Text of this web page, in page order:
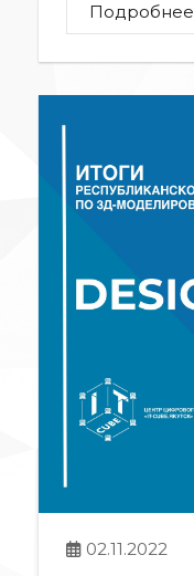
Подробнее
02.11.2022